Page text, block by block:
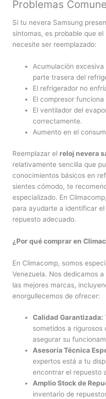
Problemas
Si tu nevera Samsung
síntomas, es probable que
necesite ser reemplazado:
Acumulación
parte trasera del
El refrigerador no
El compresor
El ventilador del
correctamente.
Aumento en el
Reemplazar el reloj nevera
relativamente sencilla que
conocimientos básicos en
sientes cómodo, te
especializado. En
para ayudarte a identificar
repuesto adecuado.
¿Por qué comprar en
En Climacomp, somos
Venezuela. Nos dedicamos
las mejores marcas,
enorgullecemos de ofrecer:
Calidad Garantizada:
sometidos a rigurosos
asegurar su
Asesoría Técnica
expertos está a tu
encontrar el repuesto
Amplio Stock de
inventario de